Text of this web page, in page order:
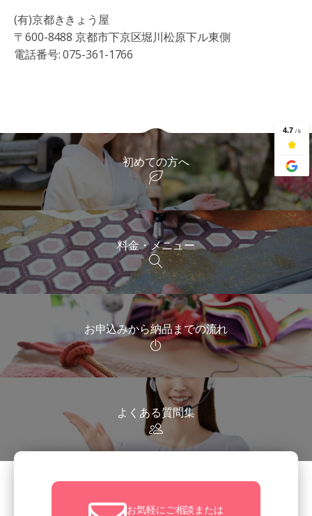
(有)京都ききょう屋
〒600-8488 京都市下京区堀川松原下ル東側
電話番号: 075-361-1766
初めての方へ
料金・メニュー
お申込みから納品までの流れ
よくある質問集
お気軽にご相談または